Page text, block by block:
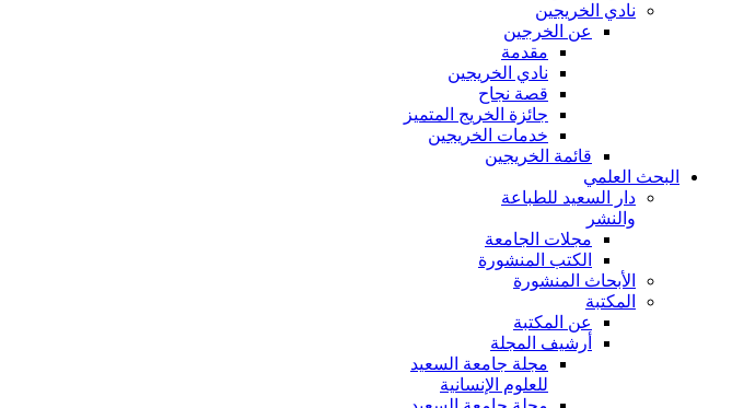
نادي الخريجين
عن الخرجين
مقدمة
نادي الخريجين
قصة نجاح
جائزة الخريج المتميز
خدمات الخريجين
قائمة الخريجين
البحث العلمي
دار السعيد للطباعة
والنشر
مجلات الجامعة
الكتب المنشورة
الأبحاث المنشورة
المكتبة
عن المكتبة
أرشيف المجلة
مجلة جامعة السعيد
للعلوم الإنسانية